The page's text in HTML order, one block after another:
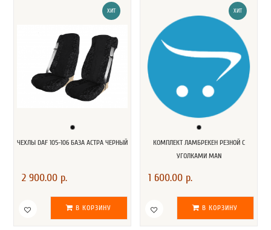
ХИТ
ЧЕХЛЫ DAF 105-106 БАЗА АСТРА ЧЕРНЫЙ
2 900.00 р.
В КОРЗИНУ
ХИТ
КОМПЛЕКТ ЛАМБРЕКЕН РЕЗНОЙ С
УГОЛКАМИ MAN
1 600.00 р.
В КОРЗИНУ